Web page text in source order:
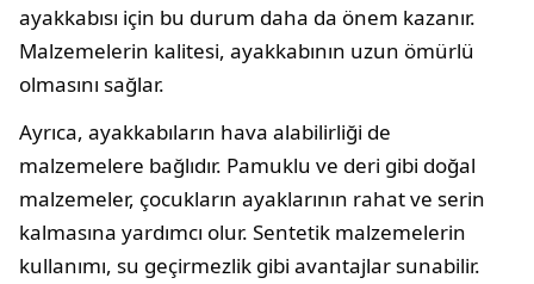
ayakkabısı için bu durum daha da önem kazanır.
Malzemelerin kalitesi, ayakkabının uzun ömürlü
olmasını sağlar.
Ayrıca, ayakkabıların hava alabilirliği de
malzemelere bağlıdır. Pamuklu ve deri gibi doğal
malzemeler, çocukların ayaklarının rahat ve serin
kalmasına yardımcı olur. Sentetik malzemelerin
kullanımı, su geçirmezlik gibi avantajlar sunabilir.